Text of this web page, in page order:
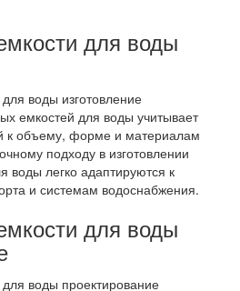
для воды
емкостей для воды учитывает
к объему, форме и материалам
подходу в изготовлении
воды легко адаптируются к
и системам водоснабжения.
для воды